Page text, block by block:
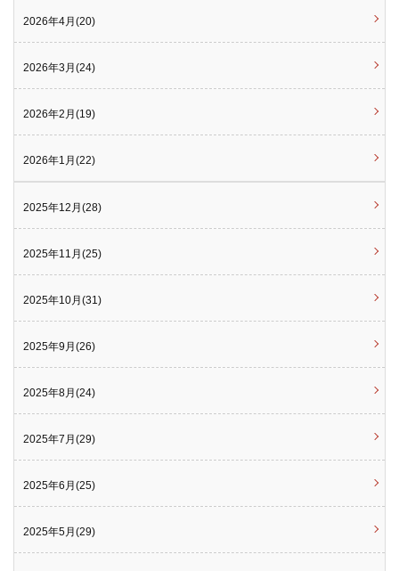
2026年4月(20)
2026年3月(24)
2026年2月(19)
2026年1月(22)
2025年12月(28)
2025年11月(25)
2025年10月(31)
2025年9月(26)
2025年8月(24)
2025年7月(29)
2025年6月(25)
2025年5月(29)